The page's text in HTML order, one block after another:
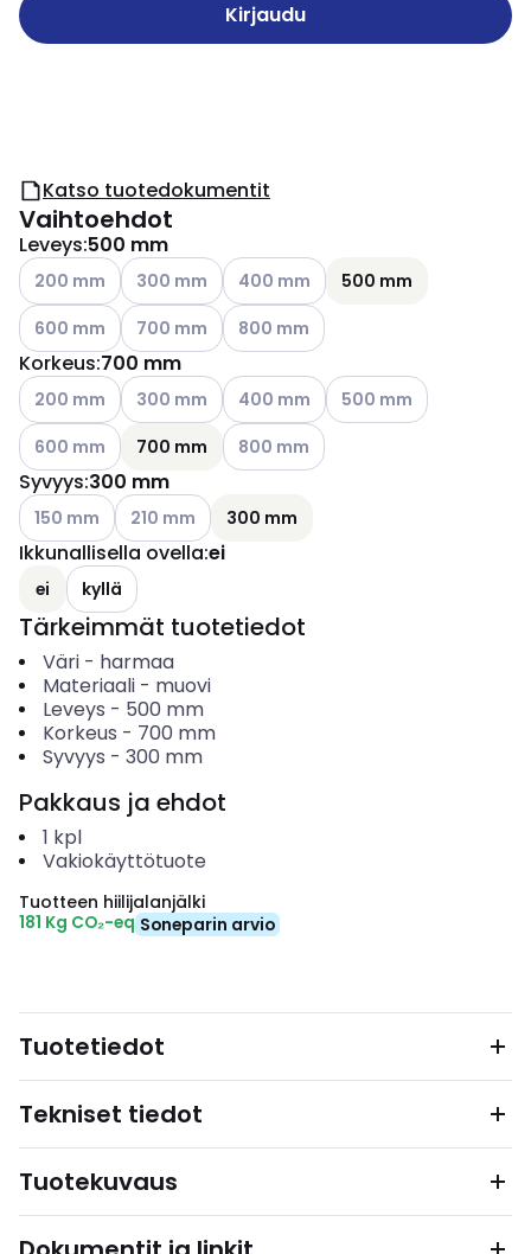
Kirjaudu
Katso tuotedokumentit
Vaihtoehdot
Leveys:500 mm
Katso käytettävissä olevat vaihtoehdot
200 mm Katso käytettävissä olevat vaihtoehdot
300 mm Katso käytettävissä olevat
400 mm
500 mm
Katso käytettävissä olevat vaihtoehdot
600 mm Katso käytettävissä olevat vaihtoehdot
700 mm Katso käytettävissä olevat
800 mm
Korkeus:700 mm
Katso käytettävissä olevat vaihtoehdot
200 mm Katso käytettävissä olevat vaihtoehdot
300 mm Katso käytettävissä olevat
400 mm Katso käytettävissä
500 mm
Katso käytettävissä olevat vaihtoehdot
600 mm 700 mm Katso käytettävissä olevat
800 mm
Syvyys:300 mm
Katso käytettävissä olevat vaihtoehdot
150 mm Katso käytettävissä olevat vaihtoehdot
210 mm 300 mm
Ikkunallisella ovella:ei
ei kyllä
Tärkeimmät tuotetiedot
Väri- harmaa
Materiaali- muovi
Leveys - 500 mm
Korkeus - 700 mm
Syvyys - 300 mm
Pakkaus ja ehdot
1 kpl
Vakiokäyttötuote
Tuotteen hiilijalanjälki
181 Kg CO₂-eq Soneparin arvio
Tuotetiedot
Tekniset tiedot
Tuotekuvaus